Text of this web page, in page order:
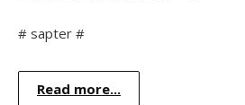
# sapter #
Read more...